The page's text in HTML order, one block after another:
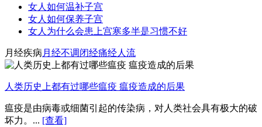
女人如何温补子宫
女人如何保养子宫
女人为什么会患上宫寒多半是习惯不好
月经疾病 月经不调闭经痛经人流
人类历史上都有过哪些瘟疫 瘟疫造成的后果
瘟疫是由病毒或细菌引起的传染病，对人类社会具有极大的破
坏力。... [查看]